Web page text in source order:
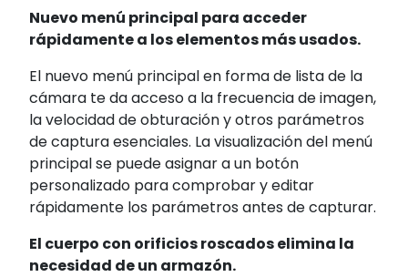
Nuevo menú principal para acceder
rápidamente a los elementos más usados.
El nuevo menú principal en forma de lista de la
cámara te da acceso a la frecuencia de imagen,
la velocidad de obturación y otros parámetros
de captura esenciales. La visualización del menú
principal se puede asignar a un botón
personalizado para comprobar y editar
rápidamente los parámetros antes de capturar.
El cuerpo con orificios roscados elimina la
necesidad de un armazón.